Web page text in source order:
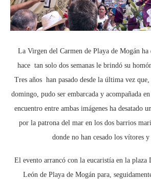
La Virgen del Carmen de Playa de Mogán
hace tan solo dos semanas le brindó su
Tres años han pasado desde la última vez
domingo, pudo ser embarcada y acompañada
encuentro entre ambas imágenes ha desatado
por la patrona del mar en los dos barrios
donde no han cesado los vítores y
El evento arrancó con la eucaristía en la plaza
León de Playa de Mogán para,